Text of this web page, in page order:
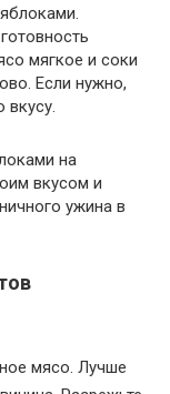
мягкое и соки
Если нужно,
на
вкусом и
ужина в
мясо. Лучше